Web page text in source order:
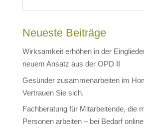
Neueste Beiträge
Wirksamkeit erhöhen in der
neuem Ansatz aus der OPD II
Gesünder zusammenarbeiten im
Vertrauen Sie sich.
Fachberatung für Mitarbeitende, die
Personen arbeiten – bei Bedarf